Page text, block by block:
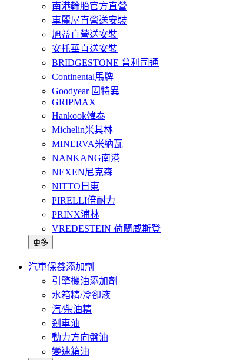
南港輪胎官方直營
車麗屋直營送安裝
旭益直營送安裝
安托華直送安裝
BRIDGESTONE 普利司通
Continental馬牌
Goodyear 固特異
GRIPMAX
Hankook韓泰
Michelin米其林
MINERVA米納瓦
NANKANG南港
NEXEN尼克森
NITTO日東
PIRELLI倍耐力
PRINX浦林
VREDESTEIN 荷蘭威斯登
更多
汽車保養添加劑
引擎機油添加劑
水箱精/冷卻液
汽/柴油精
剎車油
動力方向盤油
變速箱油